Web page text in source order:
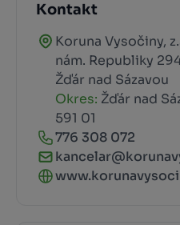
Kontakt
Koruna Vysočiny,
nám. Republiky
Žďár nad Sázavou
Okres: Žďár nad
591 01
776 308 072